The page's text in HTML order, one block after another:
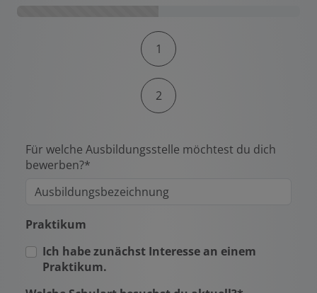
Kontaktformular-Fortschritt
1
2
Für welche Ausbildungsstelle möchtest du dich
bewerben?*
Praktikum
Ich habe zunächst Interesse an einem
Praktikum.